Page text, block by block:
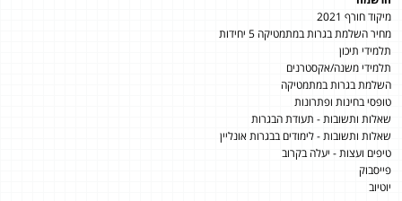
מיקוד חורף 2021
מחיר השלמת בגרות במתמטיקה 5 יחידות
תלמידי תיכון
תלמידי משנה/אקסטרנים
השלמת בגרות במתמטיקה
טופסי בחינות ופתרונות
שאלות ותשובות - תעודת הבגרות
שאלות ותשובות - לימודים בבגרות אונליין
טיפים ועצות - יעלה בקרוב
פייסבוק
יוטיוב